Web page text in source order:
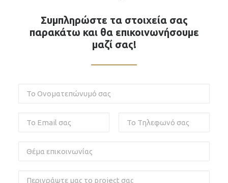
Συμπληρώστε τα στοιχεία σας
παρακάτω και θα επικοινωνήσουμε
μαζί σας!